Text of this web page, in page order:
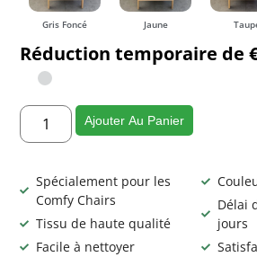
Gris Foncé Jaune
Réduction temporaire de
Ajouter Au Panier
Spécialement pour les
Comfy Chairs
Tissu de haute qualité
Facile à nettoyer
Délai
jours